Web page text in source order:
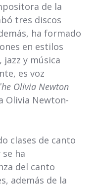
de la
tres discos
ha formado
en estilos
y música
es voz
Olivia Newton
Olivia Newton-
clases de canto
ha
del canto
además de la